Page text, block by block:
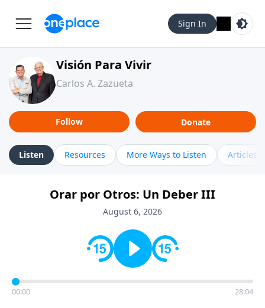
Sign In
Visión Para Vivir
Carlos A. Zazueta
Follow Donate
Listen Resources More Ways to Listen Articles
Orar por Otros: Un Deber III
August 6, 2026
00:00 28:04